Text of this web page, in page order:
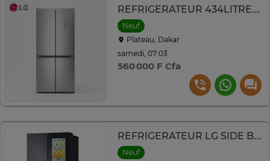
REFRIGERATEUR 434LITRES LG SIDE BY SIDE 4PORTES INVERTER
Neuf
Plateau, Dakar
samedi, 07:03
560 000 F Cfa
REFRIGERATEUR LG SIDE BY SIDE KNOCK KNOCK 4PORTES NOIR
Neuf